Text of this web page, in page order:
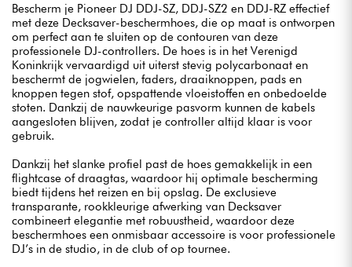
Bescherm je Pioneer DJ DDJ-SZ, DDJ-SZ2 en DDJ-RZ effectief
met deze Decksaver-beschermhoes, die op maat is ontworpen
om perfect aan te sluiten op de contouren van deze
professionele DJ-controllers. De hoes is in het Verenigd
Koninkrijk vervaardigd uit uiterst stevig polycarbonaat en
beschermt de jogwielen, faders, draaiknoppen, pads en
knoppen tegen stof, opspattende vloeistoffen en onbedoelde
stoten. Dankzij de nauwkeurige pasvorm kunnen de kabels
aangesloten blijven, zodat je controller altijd klaar is voor
gebruik.
Dankzij het slanke profiel past de hoes gemakkelijk in een
flightcase of draagtas, waardoor hij optimale bescherming
biedt tijdens het reizen en bij opslag. De exclusieve
transparante, rookkleurige afwerking van Decksaver
combineert elegantie met robuustheid, waardoor deze
beschermhoes een onmisbaar accessoire is voor professionele
DJ’s in de studio, in de club of op tournee.